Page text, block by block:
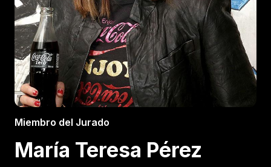
Miembro del Jurado
María Teresa Pérez